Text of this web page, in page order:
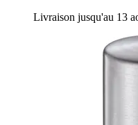
Livraison jusqu'au 13